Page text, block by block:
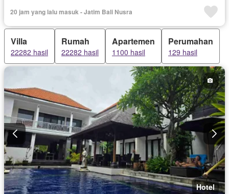
Balkon
Cctv Dapur lengkap Dapur terpadu
Rubanah
Gym Interkom Internet
Kabel video
Ruang kantor
Keamanan
Keamanan 24 jam
Kolam renang
Pramutamu
Lemari pakaian bawaan
Angkat
Listrik Fully fenced
Secure parking
Pemandangan panorama
Rumah jaga
Ruang layanan
Taman atap
Tangki air
Telephone
Televisi Garasi Panggang
Teras
Halaman
Wifi Berperabot lengkap
20 jam yang lalu masuk - Jatim Bali Nusra
Villa
22282 hasil
Rumah
22282 hasil
Apartemen
1100 hasil
Perumahan
129 hasil
Hotel